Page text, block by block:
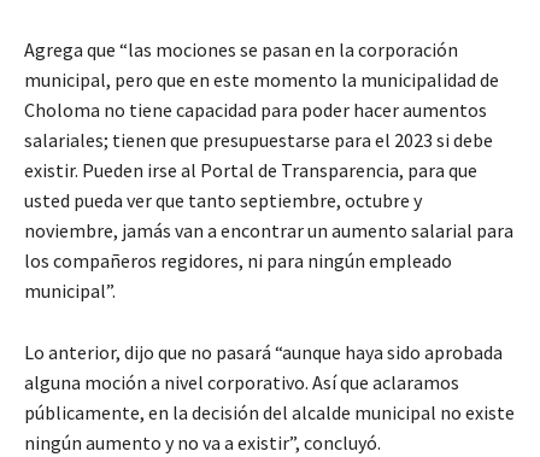
Agrega que “las mociones se pasan en la corporación
municipal, pero que en este momento la municipalidad de
Choloma no tiene capacidad para poder hacer aumentos
salariales; tienen que presupuestarse para el 2023 si debe
existir. Pueden irse al Portal de Transparencia, para que
usted pueda ver que tanto septiembre, octubre y
noviembre, jamás van a encontrar un aumento salarial para
los compañeros regidores, ni para ningún empleado
municipal”.
Lo anterior, dijo que no pasará “aunque haya sido aprobada
alguna moción a nivel corporativo. Así que aclaramos
públicamente, en la decisión del alcalde municipal no existe
ningún aumento y no va a existir”, concluyó.